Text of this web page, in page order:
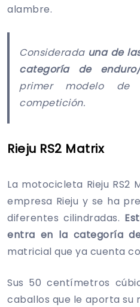
alambre.
Considerada una de
categoría de
primer modelo
competición.
Rieju RS2 Matrix
La motocicleta Rieju RS2
empresa Rieju y se ha
diferentes cilindradas.
entra en la categoría
matricial que ya cuenta
Sus 50 centímetros
caballos que le aporta